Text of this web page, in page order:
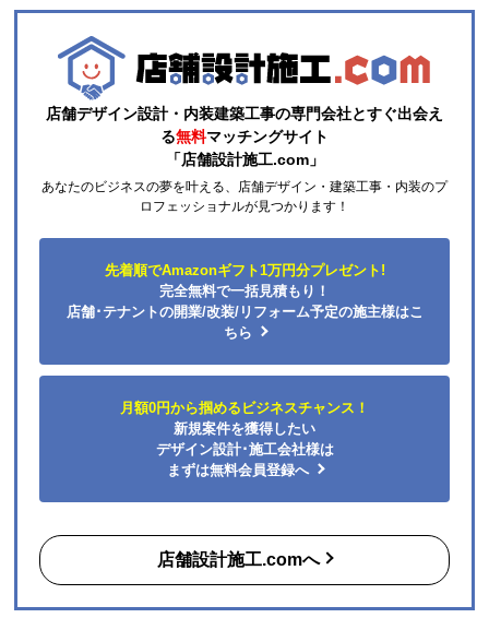
ずこちらの会社からのリピはありません。
それと商品欄にもう少し細かく工事費の内訳を書いた
方がいいと思いました。
ひらり〜さん
2026年7月26日 12:54
欲しい商品をスムーズに注文できましたか？
予定の期日までに商品が届きましたか？
商品の梱包は必要十分なものでしたか？
またこのショップを利用したいですか？
【このショップを選んだ理由は？】
購入した時点で最安価格でした。また、このショップ
を以前利用したことがあり、対応がとても良かったの
店舗デザイン設計・内装建築工事の専門会社とすぐ出会え
る無料マッチングサイト
「店舗設計施工.com」
あなたのビジネスの夢を叶える、店舗デザイン・建築工事・内装のプ
ロフェッショナルが見つかります！
先着順でAmazonギフト1万円分プレゼント!
完全無料で一括見積もり！
店舗･テナントの開業/改装/リフォーム予定の施主様はこ
ちら
月額0円から掴めるビジネスチャンス！
新規案件を獲得したい
デザイン設計･施工会社様は
まずは無料会員登録へ
店舗設計施工.comへ